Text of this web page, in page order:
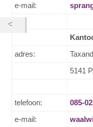
e-mail:
adres:
5141
telefoon:
085-
e-mail: